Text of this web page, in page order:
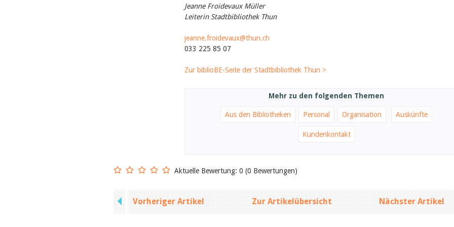
Jeanne Froidevaux Müller
Leiterin Stadtbibliothek Thun
jeanne.froidevaux@thun.ch
033 225 85 07
Zur biblioBE-Seite der Stadtbibliothek Thun >
Mehr zu den folgenden Themen
Aus den Bibliotheken Personal Organisation Auskünfte
Kundenkontakt
Aktuelle Bewertung: 0 (0 Bewertungen)
Vorheriger Artikel Zur Artikelübersicht Nächster Artikel